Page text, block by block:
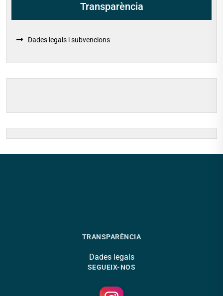
Transparència
Dades legals i subvencions
TRANSPARÈNCIA
Dades legals
SEGUEIX-NOS